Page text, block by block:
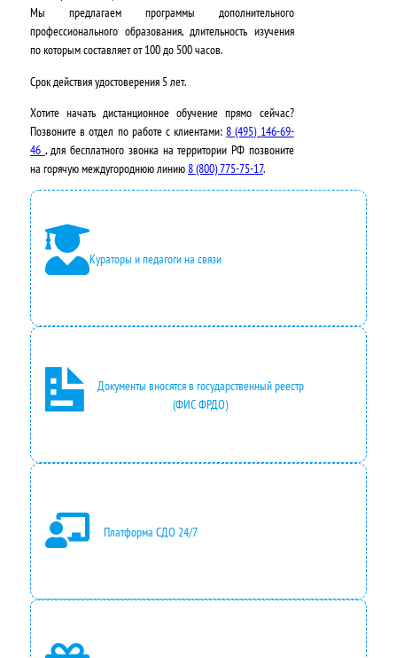
о
с
т
а
в
л
я
л
а
3
5
0
0
0
,
0
0
₽
.
0
₽
.
Мы предлагаем программы дополнительного
профессионального образования, длительность изучения
по которым составляет от 100 до 500 часов.
Срок действия удостоверения 5 лет.
Хотите начать дистанционное обучение прямо сейчас?
Позвоните в отдел по работе с клиентами:8 (495) 146-69-
46 , для бесплатного звонка на территории РФ позвоните
на горячую междугороднюю линию8 (800) 775-75-17.
Кураторы и педагоги на связи
Документы вносятся в государственный реестр
(ФИС ФРДО)
Платформа СДО 24/7